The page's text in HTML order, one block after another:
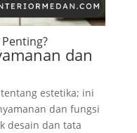
dan
estetika; ini
dan fungsi
desain dan tata